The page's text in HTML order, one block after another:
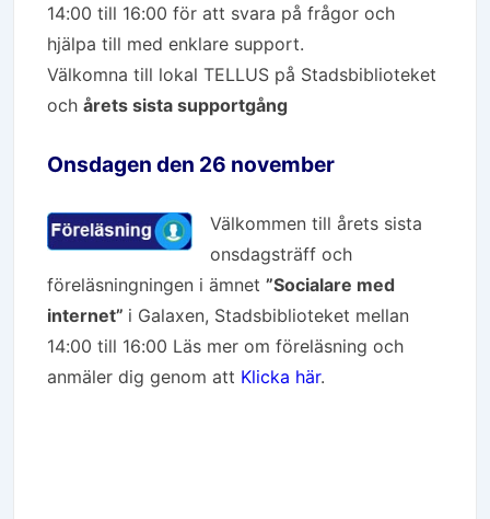
14:00 till 16:00 för att svara på frågor och
hjälpa till med enklare support.
Välkomna till lokal TELLUS på Stadsbiblioteket
och årets sista supportgång
Onsdagen den 26 november
Välkommen till årets sista
onsdagsträff och
föreläsningningen i ämnet ”Socialare med
internet” i Galaxen, Stadsbiblioteket mellan
14:00 till 16:00 Läs mer om föreläsning och
anmäler dig genom att Klicka här.